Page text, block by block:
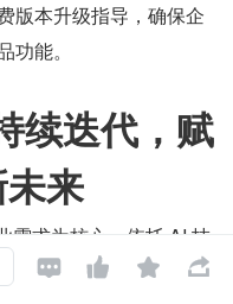
版本升级指导，确保企
能。
续迭代，赋
来
需求为核心，依托 AI 技
能，不断提升产品的适
   